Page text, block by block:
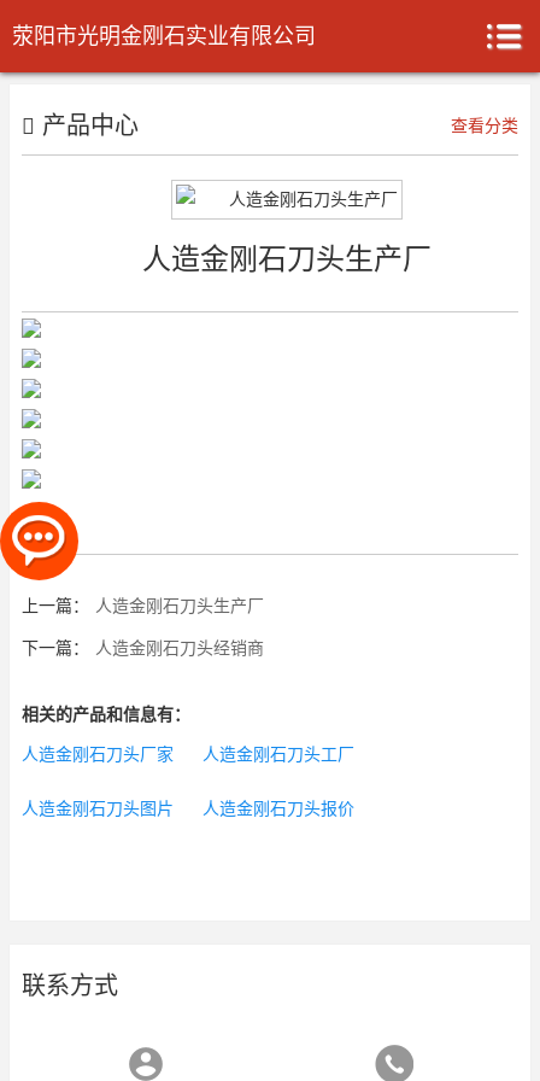
荥阳市光明金刚石实业有限公司
产品中心 查看分类
人造金刚石刀头生产厂
上一篇： 人造金刚石刀头生产厂
下一篇： 人造金刚石刀头经销商
相关的产品和信息有：
人造金刚石刀头厂家 人造金刚石刀头工厂
人造金刚石刀头图片 人造金刚石刀头报价
联系方式